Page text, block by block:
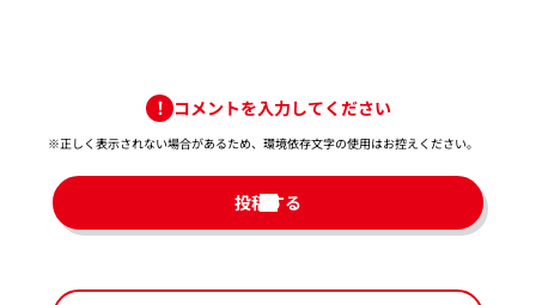
コメントを入力してください
※正しく表示されない場合があるため、環境依存文字の使用はお控えください。​
投稿する